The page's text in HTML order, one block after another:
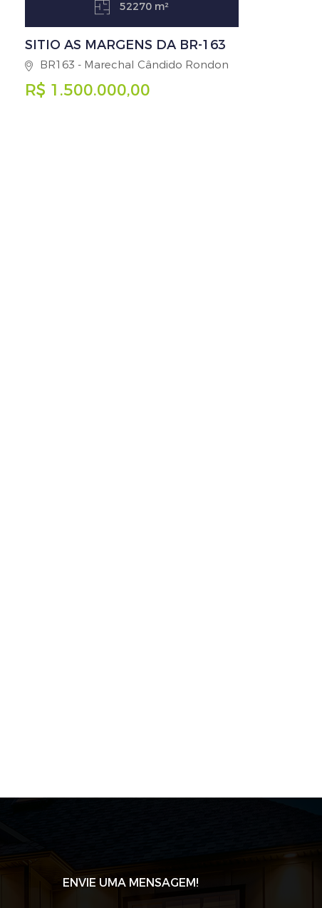
52270 m²
SITIO AS MARGENS DA BR-163
BR163 - Marechal Cândido Rondon
R$ 1.500.000,00
ENVIE UMA MENSAGEM!